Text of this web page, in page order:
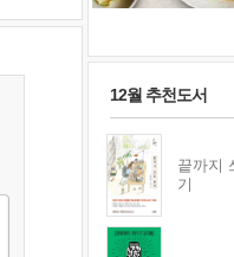
12월 추천도서
끝까지
기